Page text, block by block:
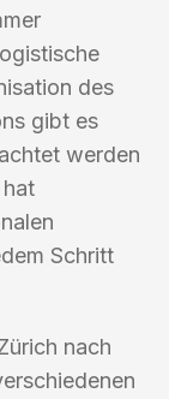
des
gibt es
werden
Schritt
nach